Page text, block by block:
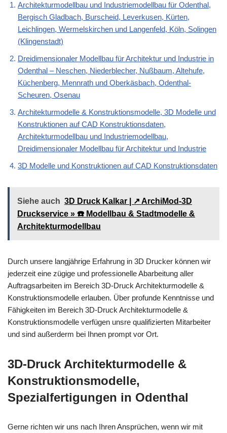
Architekturmodellbau und Industriemodellbau für Odenthal,
Bergisch Gladbach, Burscheid, Leverkusen, Kürten,
Leichlingen, Wermelskirchen und Langenfeld, Köln, Solingen
(Klingenstadt)
Dreidimensionaler Modellbau für Architektur und Industrie in
Odenthal – Neschen, Niederblecher, Nußbaum, Altehufe,
Küchenberg, Mennrath und Oberkäsbach, Odenthal-
Scheuren, Osenau
Architekturmodelle & Konstruktionsmodelle, 3D Modelle und
Konstruktionen auf CAD Konstruktionsdaten,
Architekturmodellbau und Industriemodellbau,
Dreidimensionaler Modellbau für Architektur und Industrie
3D Modelle und Konstruktionen auf CAD Konstruktionsdaten
Siehe auch 3D Druck Kalkar | ↗️ ArchiMod-3D
Druckservice » ☎️ Modellbau & Stadtmodelle &
Architekturmodellbau
Durch unsere langjährige Erfahrung in 3D Drucker können wir
jederzeit eine zügige und professionelle Abarbeitung aller
Auftragsarbeiten im Bereich 3D-Druck Architekturmodelle &
Konstruktionsmodelle erlauben. Über profunde Kenntnisse und
Fähigkeiten im Bereich 3D-Druck Architekturmodelle &
Konstruktionsmodelle verfügen unsre qualifizierten Mitarbeiter
und sind außerderm bei Ihnen prompt vor Ort.
3D-Druck Architekturmodelle &
Konstruktionsmodelle,
Spezialfertigungen in Odenthal
Gerne richten wir uns nach Ihren Ansprüchen, wenn wir mit